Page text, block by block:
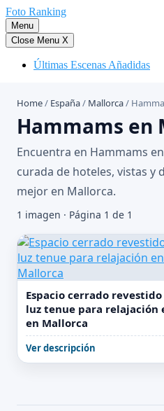
Saltar
al
contenido
Foto Ranking
Menu
Close Menu X
Últimas Escenas Añadidas
Home/ España/ Mallorca/
Hammams en
Encuentra en Hammams
curada de hoteles, vistas y
mejor en Mallorca.
1 imagen · Página 1 de 1
Espacio cerrado
luz tenue para relajación
en Mallorca
Ver descripción